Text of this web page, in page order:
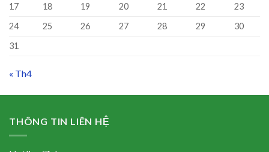
17
18 19 20 21 22
23
24
25 26 27 28 29
30
31
« Th4
THÔNG TIN LIÊN HỆ